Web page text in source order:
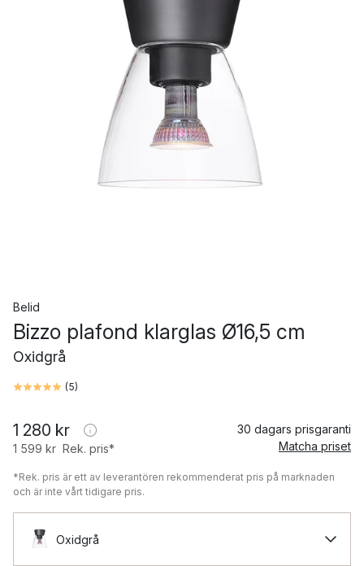
Belid
Bizzo plafond klarglas Ø16,5 cm
Oxidgrå
(5)
1 280 kr
1 599 kr Rek. pris*
30 dagars prisgaranti
Matcha priset
*Rek. pris är ett av leverantören rekommenderat pris på marknaden
och är inte vårt tidigare pris.
Oxidgrå